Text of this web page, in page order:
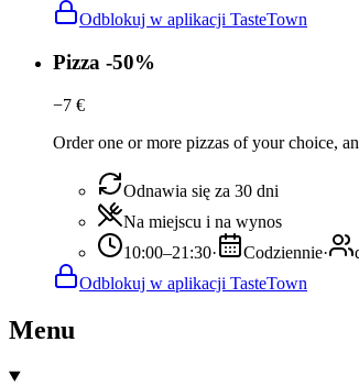
Odblokuj w aplikacji TasteTown
Pizza -50%
−7 €
Order one or more pizzas of your choice,
Odnawia się za 30 dni
Na miejscu i na wynos
10:00–21:30· Codziennie·
Odblokuj w aplikacji TasteTown
Menu